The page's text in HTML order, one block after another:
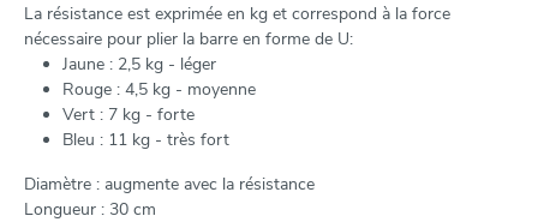
La résistance est exprimée en kg et correspond à la force
nécessaire pour plier la barre en forme de U:
Jaune : 2,5 kg - léger
Rouge : 4,5 kg - moyenne
Vert : 7 kg - forte
Bleu : 11 kg - très fort
Diamètre : augmente avec la résistance
Longueur : 30 cm